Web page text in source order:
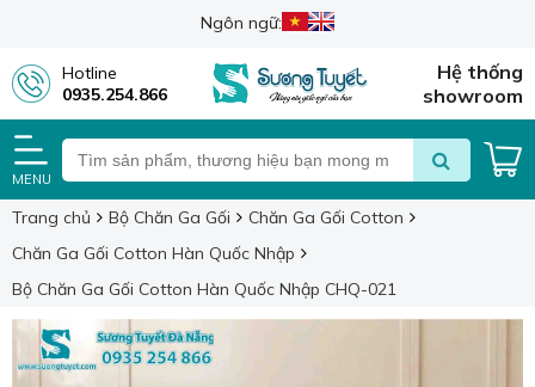
Ngôn ngữ:
Hotline
0935.254.866
Hệ thống
showroom
MENU
Trang chủ Bộ Chăn Ga Gối
Chăn Ga Gối Cotton
Chăn Ga Gối Cotton Hàn Quốc Nhập
Bộ Chăn Ga Gối Cotton Hàn Quốc Nhập CHQ-021